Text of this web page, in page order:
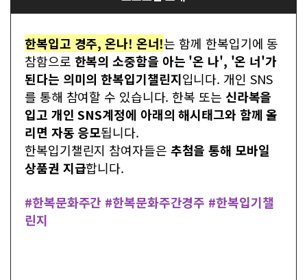
한복입고 경주, 온나! 온너!는 함께 한복입기에 동
참함으로 ​ 한복의 소중함을 아는 '온 나', '온 너'가
된다는 의미의 한복입기챌린지입니다. 개인 SNS
를 통해 참여할 수 있습니다. 한복 또는 신라복을
입고 개인 SNS계정에 아래의 해시태그와 함께 올
리면 자동 응모됩니다.
한복입기챌린지 참여자들은 추첨을 통해 모바일
상품권 지급합니다.
#한복문화주간 #한복문화주간경주 #한복입기챌
린지